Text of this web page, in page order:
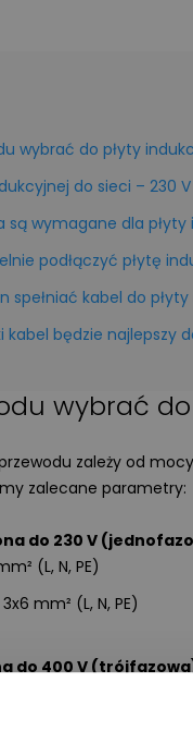
wybrać do płyty
do sieci – 230
są wymagane dla płyty
podłączyć płytę
spełniać kabel do
będzie najlepszy
wybrać
zależy od
zalecane parametry:
do 230 V
(L, N, PE)
mm² (L, N, PE)
do 400 V
(L1, L2, L3, N, PE)
mm² (L1, L2, L3, N, PE)